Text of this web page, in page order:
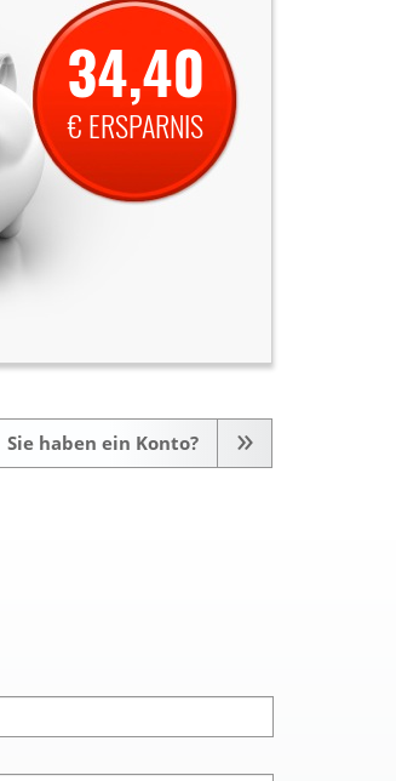
34,40
€ ERSPARNIS
Sie haben ein Konto?